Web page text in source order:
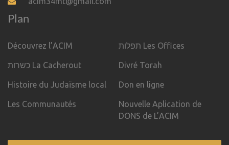
Plan
Découvrez l’ACIM
כשרות La Cacherout
Histoire du Judaïsme local
Les Communautés
תפלות Les Offices
Divré Torah
Don en ligne
Nouvelle Aplication de
DONS de L’ACIM